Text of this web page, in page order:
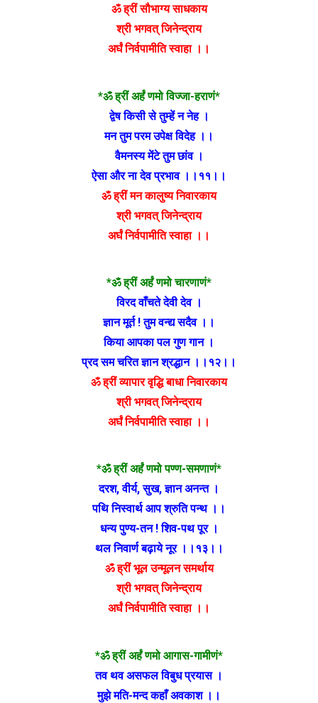
ॐ ह्रीं सौभाग्य साधकाय
श्री भगवत् जिनेन्द्राय
अर्घं निर्वपामीति स्वाहा ।।
*ॐ ह्रीं अर्हं णमो विज्जा-हराणं*
द्वेष किसी से तुम्हें न नेह ।
मन तुम परम उपेक्ष विदेह ।।
वैमनस्य मेंटे तुम छांव ।
ऐसा और ना देव प्रभाव ।।११।।
ॐ ह्रीं मन कालुष्य निवारकाय
श्री भगवत् जिनेन्द्राय
अर्घं निर्वपामीति स्वाहा ।।
*ॐ ह्रीं अर्हं णमो चारणाणं*
विरद वाँचते देवी देव ।
ज्ञान मूर्त ! तुम वन्द्य सदैव ।।
किया आपका पल गुण गान ।
प्रद सम चरित ज्ञान श्रद्धान ।।१२।।
ॐ ह्रीं व्यापार वृद्धि बाधा निवारकाय
श्री भगवत् जिनेन्द्राय
अर्घं निर्वपामीति स्वाहा ।।
*ॐ ह्रीं अर्हं णमो पण्ण-समणाणं*
दरश, वीर्य, सुख, ज्ञान अनन्त ।
पथि निस्वार्थ आप श्रुति पन्थ ।।
धन्य पुण्य-तन ! शिव-पथ पूर ।
थल निवार्ण बढ़ाये नूर ।।१३।।
ॐ ह्रीं भूल उन्मूलन समर्थाय
श्री भगवत् जिनेन्द्राय
अर्घं निर्वपामीति स्वाहा ।।
*ॐ ह्रीं अर्हं णमो आगास-गामीणं*
तव थव असफल विबुध प्रयास ।
मुझे मति-मन्द कहाँ अवकाश ।।